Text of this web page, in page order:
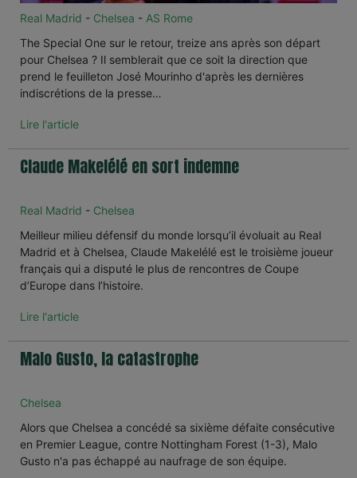
Real Madrid - Chelsea - AS Rome
The Special One sur le retour, treize ans après son départ
pour Chelsea ? Il semblerait que ce soit la direction que
prend le feuilleton José Mourinho d'après les dernières
indiscrétions de la presse…
Lire l'article
Claude Makelélé en sort indemne
Real Madrid - Chelsea
Meilleur milieu défensif du monde lorsqu’il évoluait au Real
Madrid et à Chelsea, Claude Makelélé est le troisième joueur
français qui a disputé le plus de rencontres de Coupe
d’Europe dans l’histoire.
Lire l'article
Malo Gusto, la catastrophe
Chelsea
Alors que Chelsea a concédé sa sixième défaite consécutive
en Premier League, contre Nottingham Forest (1-3), Malo
Gusto n'a pas échappé au naufrage de son équipe.